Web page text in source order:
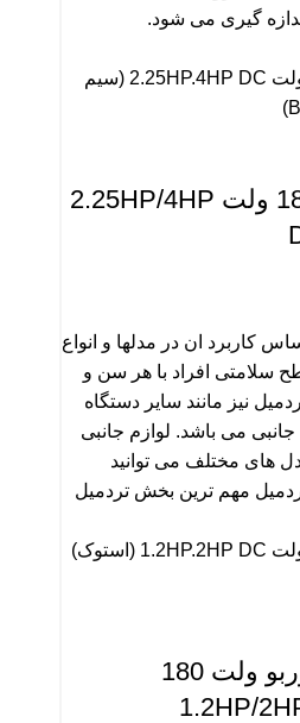
موتور تردمیل 180 ولت 2.25HP/4HP
کاربرد ان در مدلها و انواع
سلامتی افراد با هر سن و
نیز مانند سایر دستگاه
می باشد. لوازم جانبی
های مختلف می توانید
مهم ترین بخش تردمیل
موتور تردمیل توربو ولت 180
1.2HP/